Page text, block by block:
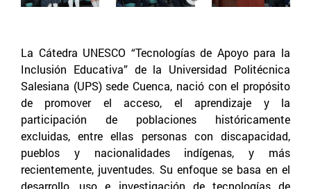
La Cátedra UNESCO “Tecnologías de Apoyo para la
Inclusión Educativa” de la Universidad Politécnica
Salesiana (UPS) sede Cuenca, nació con el propósito
de promover el acceso, el aprendizaje y la
participación de poblaciones históricamente
excluidas, entre ellas personas con discapacidad,
pueblos y nacionalidades indígenas, y más
recientemente, juventudes. Su enfoque se basa en el
desarrollo, uso e investigación de tecnologías de